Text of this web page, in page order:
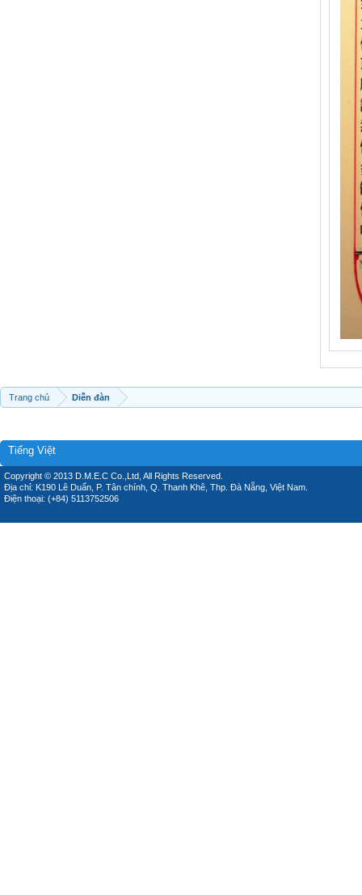
Trang chủ Diễn đàn
Tiếng Việt
Copyright © 2013 D.M.E.C Co.,Ltd, All Rights Reserved.
Địa chỉ: K190 Lê Duẩn, P. Tân chính, Q. Thanh Khê, Thp. Đà Nẵng, Việt Nam.
Điện thoại: (+84) 5113752506